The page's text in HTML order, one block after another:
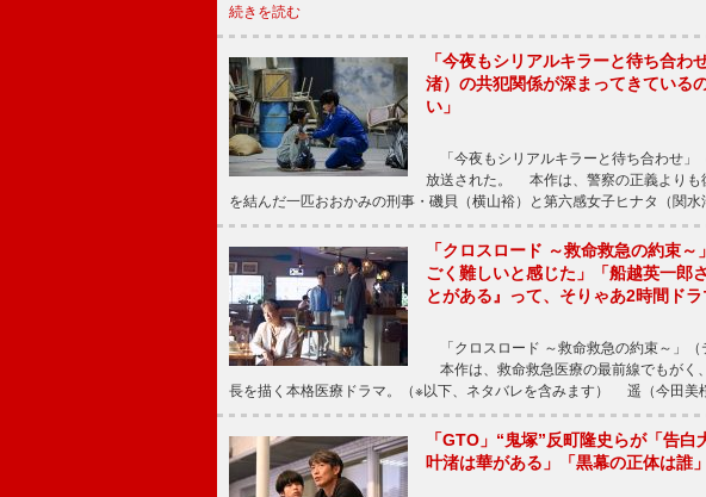
続きを読む
「今夜もシリアルキラーと待ち合
渚）の共犯関係が深まってきている
い」
「今夜もシリアルキラーと待ち合わせ」
放送された。 本作は、警察の正義よりも
を結んだ一匹おおかみの刑事・磯貝（横山裕）と第六感女子ヒナタ（関
「クロスロード ～救命救急の約束
ごく難しいと感じた」「船越英一郎
とがある』って、そりゃあ2時間ドラ
「クロスロード ～救命救急の約束～」（
本作は、救命救急医療の最前線でもがく
長を描く本格医療ドラマ。（※以下、ネタバレを含みます） 遥（今田美
「GTO」“鬼塚”反町隆史らが「告
叶渚は華がある」「黒幕の正体は誰」